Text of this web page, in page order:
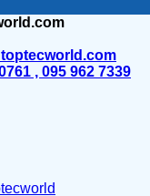
, 095 962 7339